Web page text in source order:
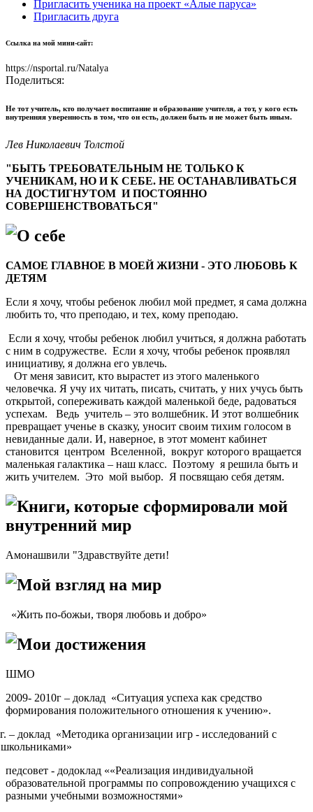
Пригласить ученика на проект «Алые паруса»
Пригласить друга
Ссылка на мой мини-сайт:
https://nsportal.ru/Natalya
Поделиться:
Не тот учитель, кто получает воспитание и образование учителя, а тот, у кого есть
внутренняя уверенность в том, что он есть, должен быть и не может быть иным.
Лев Николаевич Толстой
"БЫТЬ ТРЕБОВАТЕЛЬНЫМ НЕ ТОЛЬКО К
УЧЕНИКАМ, НО И К СЕБЕ. НЕ ОСТАНАВЛИВАТЬСЯ
НА ДОСТИГНУТОМ И ПОСТОЯННО
СОВЕРШЕНСТВОВАТЬСЯ"
О себе
САМОЕ ГЛАВНОЕ В МОЕЙ ЖИЗНИ - ЭТО ЛЮБОВЬ К
ДЕТЯМ
Если я хочу, чтобы ребенок любил мой предмет, я сама должна
любить то, что преподаю, и тех, кому преподаю.
Если я хочу, чтобы ребенок любил учиться, я должна работать
с ним в содружестве. Если я хочу, чтобы ребенок проявлял
инициативу, я должна его увлечь.
От меня зависит, кто вырастет из этого маленького
человечка. Я учу их читать, писать, считать, у них учусь быть
открытой, сопереживать каждой маленькой беде, радоваться
успехам. Ведь учитель – это волшебник. И этот волшебник
превращает ученье в сказку, уносит своим тихим голосом в
невиданные дали. И, наверное, в этот момент кабинет
становится центром Вселенной, вокруг которого вращается
маленькая галактика – наш класс. Поэтому я решила быть и
жить учителем. Это мой выбор. Я посвящаю себя детям.
Книги, которые сформировали мой
внутренний мир
Амонашвили "Здравствуйте дети!
Мой взгляд на мир
«Жить по-божьи, творя любовь и добро»
Мои достижения
ШМО
2009- 2010г – доклад «Ситуация успеха как средство
формирования положительного отношения к учению».
– доклад «Методика организации игр - исследований с
педсовет - додоклад ««Реализация индивидуальной
образовательной программы по сопровождению учащихся с
разными учебными возможностями»